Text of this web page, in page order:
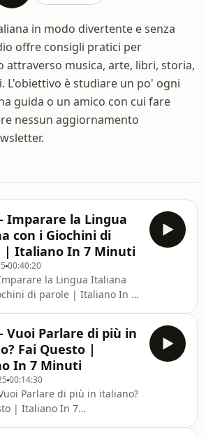
in modo divertente e senza
offre consigli pratici per
attraverso musica, arte, libri, storia,
L'obiettivo è studiare un po' ogni
guida o un amico con cui fare
nessun aggiornamento
- Imparare la Lingua
con i Giochini di
| Italiano In 7 Minuti
00:40:20
la Lingua Italiana
di parole | Italiano In 7
benvenuti/italiano-
Ricorda di scrivere a
pensi dei
il mio lavoro è gratis e lo
sempre
bit.ly/PerchéGratis⁠⁠⁠⁠⁠⁠⁠⁠⁠⁠⁠⁠
- Vuoi Parlare di più in
Fai Questo |
In 7 Minuti
00:14:30
Parlare di più in italiano?
| Italiano In 7